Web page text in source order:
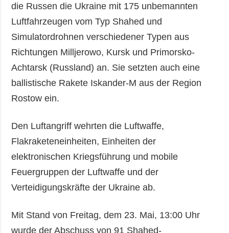
die Russen die Ukraine mit 175 unbemannten
Luftfahrzeugen vom Typ Shahed und
Simulatordrohnen verschiedener Typen aus
Richtungen Milljerowo, Kursk und Primorsko-
Achtarsk (Russland) an. Sie setzten auch eine
ballistische Rakete Iskander-M aus der Region
Rostow ein.
Den Luftangriff wehrten die Luftwaffe,
Flakraketeneinheiten, Einheiten der
elektronischen Kriegsführung und mobile
Feuergruppen der Luftwaffe und der
Verteidigungskräfte der Ukraine ab.
Mit Stand von Freitag, dem 23. Mai, 13:00 Uhr
wurde der Abschuss von 91 Shahed-